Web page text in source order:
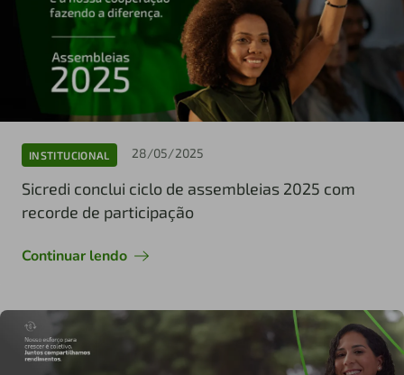
INSTITUCIONAL 28/05/2025
Sicredi conclui ciclo de assembleias 2025 com
recorde de participação
Continuar lendo